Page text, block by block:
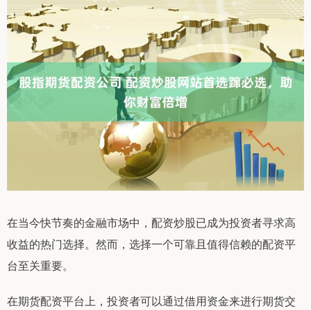
在当今快节奏的金融市场中，配资炒股已成为投资者寻求高
收益的热门选择。然而，选择一个可靠且值得信赖的配资平
台至关重要。
在期货配资平台上，投资者可以通过借用资金来进行期货交